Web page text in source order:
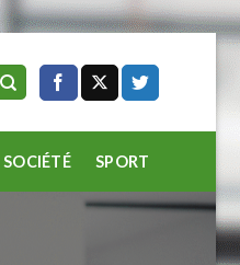
SOCIÉTÉ SPORT